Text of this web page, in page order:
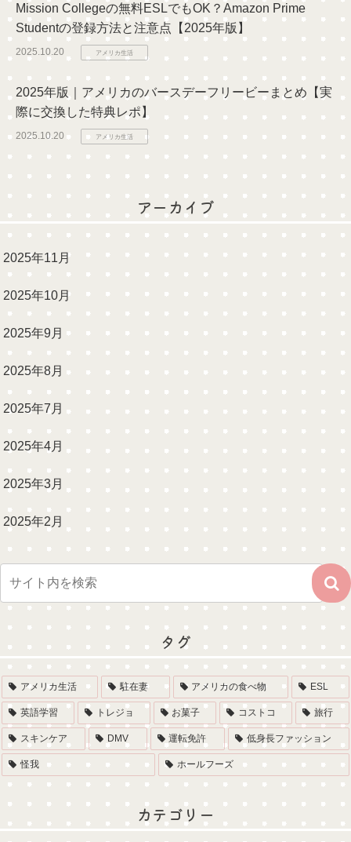
Mission Collegeの無料ESLでもOK？Amazon Prime
Studentの登録方法と注意点【2025年版】
2025.10.20 アメリカ生活
2025年版｜アメリカのバースデーフリービーまとめ【実
際に交換した特典レポ】
2025.10.20 アメリカ生活
アーカイブ
2025年11月
2025年10月
2025年9月
2025年8月
2025年7月
2025年4月
2025年3月
2025年2月
タグ
アメリカ生活 駐在妻 アメリカの食べ物 ESL
英語学習 トレジョ お菓子 コストコ 旅行
スキンケア DMV 運転免許 低身長ファッション
怪我 ホールフーズ
カテゴリー